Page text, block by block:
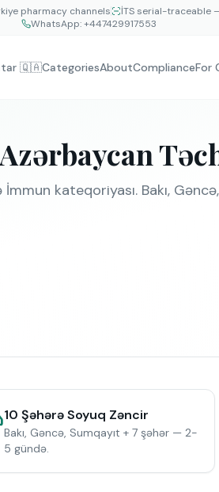
pharmacy channels İTS serial-traceable
WhatsApp:+447429917553
🇶🇦CategoriesAboutComplianceFor
kateqoriyası. Bakı,
10 Şəhərə Soyuq Zəncir
Bakı, Gəncə, Sumqayıt + 7 şəhər — 2-
5 gündə.